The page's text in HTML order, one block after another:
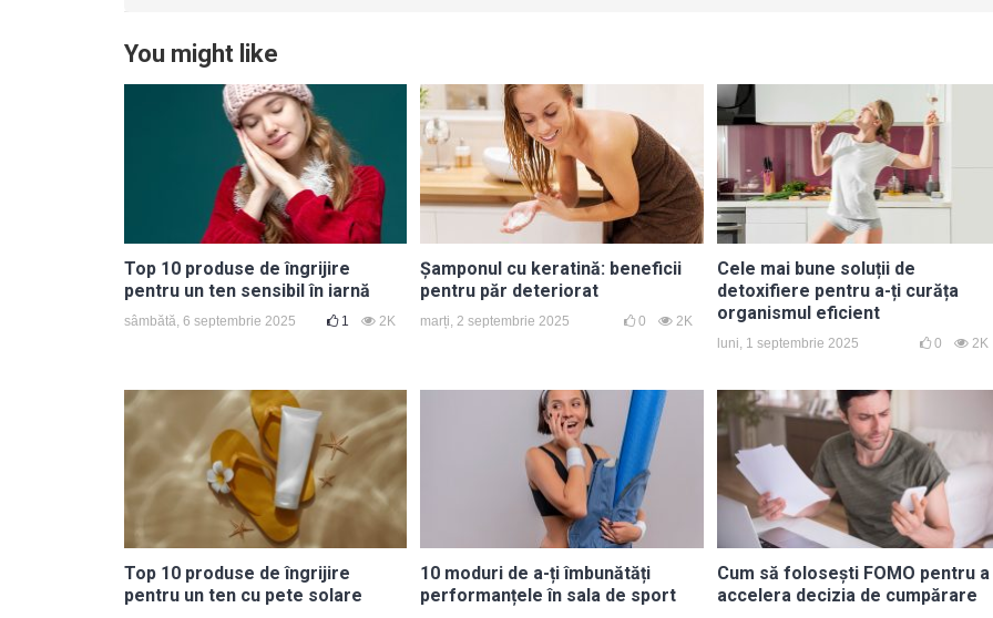
You might like
Top 10 produse de îngrijire
pentru un ten sensibil în iarnă
sâmbătă, 6 septembrie 2025 1 2K
Șamponul cu keratină: beneficii
pentru păr deteriorat
marți, 2 septembrie 2025 0 2K
Cele mai bune soluții de
detoxifiere pentru a-ți curăța
organismul eficient
luni, 1 septembrie 2025 0 2K
Top 10 produse de îngrijire
pentru un ten cu pete solare
10 moduri de a-ți îmbunătăți
performanțele în sala de sport
Cum să folosești FOMO pentru a
accelera decizia de cumpărare